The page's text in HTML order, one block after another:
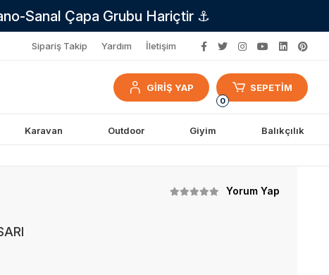
Sanal Çapa Grubu Hariçtir ⚓
Sipariş Takip Yardım İletişim
GİRİŞ YAP
0
SEPETİM
Karavan Outdoor Giyim Balıkçılık
Yorum Yap